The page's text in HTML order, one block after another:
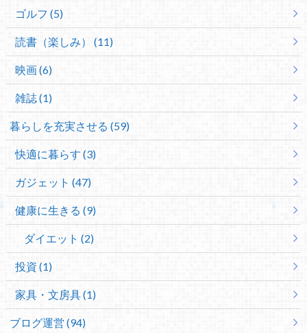
ゴルフ (5)
読書（楽しみ） (11)
映画 (6)
雑誌 (1)
暮らしを充実させる (59)
快適に暮らす (3)
ガジェット (47)
健康に生きる (9)
ダイエット (2)
投資 (1)
家具・文房具 (1)
ブログ運営 (94)